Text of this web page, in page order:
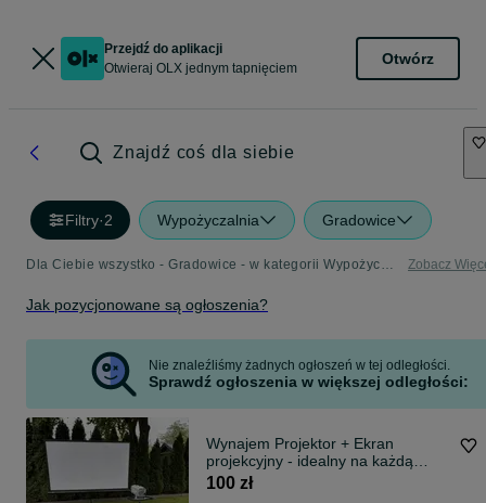
Przejdź do aplikacji
Otwieraj OLX jednym tapnięciem
Otwórz
Znajdź coś dla siebie
Filtry·2 Wypożyczalnia Gradowice
Dla Ciebie wszystko - Gradowice - w kategorii Wypożyczalnia Zobacz
Jak pozycjonowane są ogłoszenia?
Nie znaleźliśmy żadnych ogłoszeń w tej odległości.
Sprawdź ogłoszenia w większej odległości:
Wynajem Projektor + Ekran
projekcyjny - idealny na każdą
okazję!
100 zł